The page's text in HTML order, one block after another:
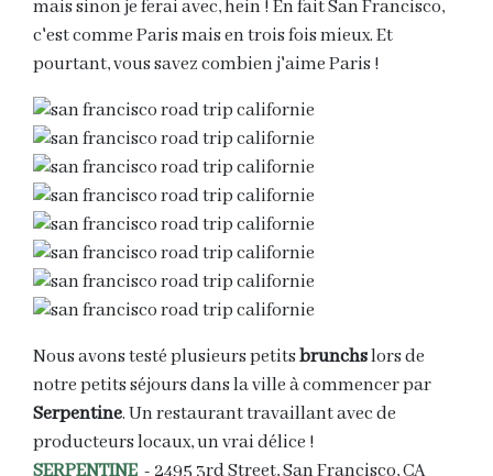
mais sinon je ferai avec, hein ! En fait San Francisco,
c'est comme Paris mais en trois fois mieux. Et
pourtant, vous savez combien j'aime Paris !
Nous avons testé plusieurs petitsbrunchslors de
notre petits séjours dans la ville à commencer par
Serpentine. Un restaurant travaillant avec de
producteurs locaux, un vrai délice !
SERPENTINE - 2495 3rd Street, San Francisco, CA